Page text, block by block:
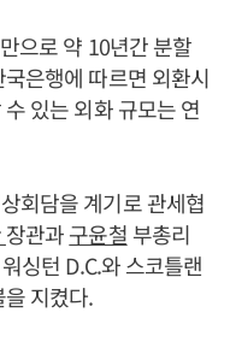
으로 약 10년간 분할
은행에 따르면 외환시
있는 외화 규모는 연
회담을 계기로 관세협
장관과구윤철부총리
싱턴 D.C.와 스코틀랜
지켰다.